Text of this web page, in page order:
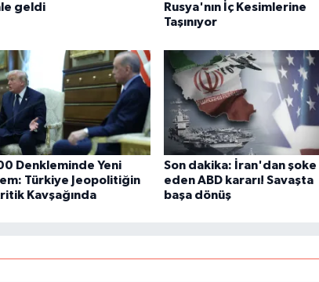
geldi
Rusya'nın İç Kesimlerine
Taşınıyor
Denkleminde Yeni
Türkiye Jeopolitiğin
Kavşağında
Son dakika: İran'dan şoke
eden ABD kararı! Savaşta
başa dönüş